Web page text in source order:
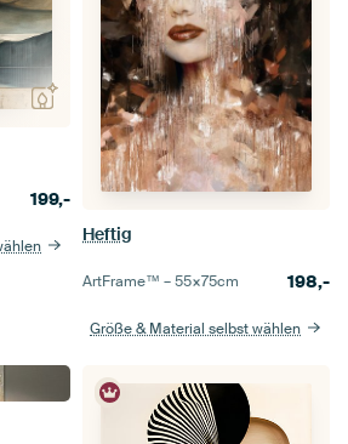
199,-
Heftig
ArtFrame™ –55×75cm 198,-
Größe & Material selbst wählen